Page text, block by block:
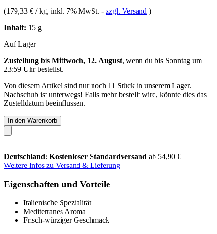
(179,33 € / kg, inkl. 7% MwSt. - zzgl. Versand )
Inhalt: 15 g
Auf Lager
Zustellung bis Mittwoch, 12. August, wenn du bis Sonntag um
23:59 Uhrbestellst.
Von diesem Artikel sind nur noch 11 Stück in unserem Lager.
Nachschub ist unterwegs! Falls mehr bestellt wird, könnte dies das
Zustelldatum beeinflussen.
In den Warenkorb
Deutschland: Kostenloser Standardversand ab 54,90 €
Weitere Infos zu Versand & Lieferung
Eigenschaften und Vorteile
Italienische Spezialität
Mediterranes Aroma
Frisch-würziger Geschmack